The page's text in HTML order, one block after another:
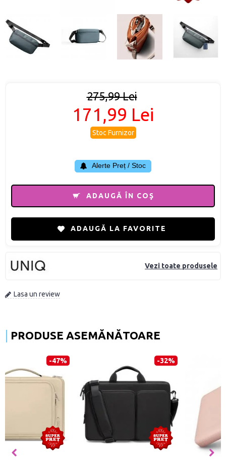
Vezi toate produsele
Lasa un review
275,99 Lei
171,99 Lei
Stoc Furnizor
Alerte Preț / Stoc
ADAUGĂ ÎN COŞ
ADAUGĂ LA FAVORITE
PRODUSE ASEMĂNĂTOARE